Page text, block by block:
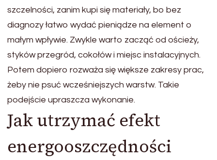
szczelności, zanim kupi się materiały, bo bez
diagnozy łatwo wydać pieniądze na element o
małym wpływie. Zwykle warto zacząć od ościeży,
styków przegród, cokołów i miejsc instalacyjnych.
Potem dopiero rozważa się większe zakresy prac,
żeby nie psuć wcześniejszych warstw. Takie
podejście upraszcza wykonanie.
Jak utrzymać efekt
energooszczędności